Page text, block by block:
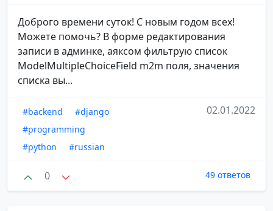
Доброго времени суток! С новым годом всех!
Можете помочь? В форме редактирования
записи в админке, аяксом фильтрую список
ModelMultipleChoiceField m2m поля, значения
списка вы...
#backend
#django
#programming
#python
#russian
02.01.2022
0 49 ответов